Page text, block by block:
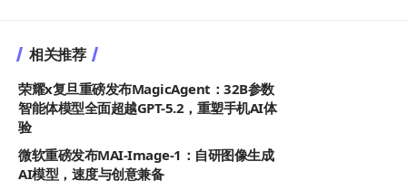
相关推荐
荣耀x复旦重磅发布MagicAgent：32B参数
智能体模型全面超越GPT-5.2，重塑手机AI体
验
微软重磅发布MAI-Image-1：自研图像生成
AI模型，速度与创意兼备